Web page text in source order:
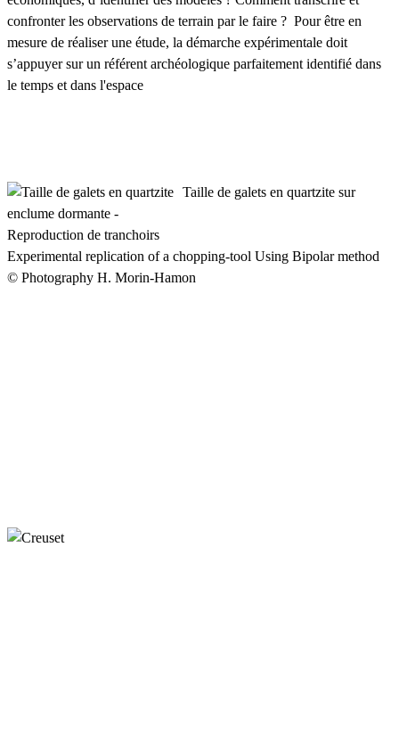
confronter les observations de terrain par le faire ? Pour être en
mesure de réaliser une étude, la démarche expérimentale doit
s’appuyer sur un référent archéologique parfaitement identifié dans
le temps et dans l'espace
Taille de galets en quartzite sur
enclume dormante -
Reproduction de tranchoirs
Experimental replication of a chopping-tool Using Bipolar method
© Photography H. Morin-Hamon